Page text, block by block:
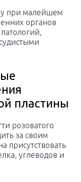
при малейшем
органов
пластины
розоватого
за своим
присутствовать
углеводов и